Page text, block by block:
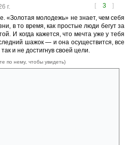
[ 3 ]
г.
«Золотая молодежь» не знает, чем себя
в то время, как простые люди бегут за
И когда кажется, что мечта уже у тебя
шажок — и она осуществится, все
и не достигнув своей цели.
по нему, чтобы увидеть)